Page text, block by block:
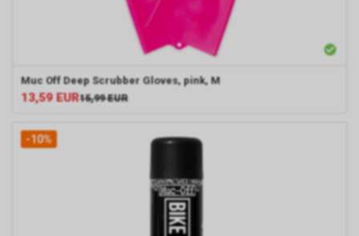
Muc Off Deep Scrubber Gloves, pink, M
13,59 EUR15,99 EUR
-10%